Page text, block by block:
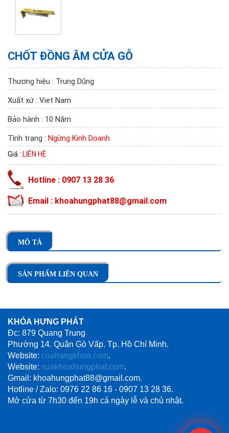
CHỐT ĐỒNG ÂM CỬA GỖ
Thương hiệu : Trung Dũng
Xuất xứ : Viet Nam
Bảo hành : 10 Năm
Tình trạng : Ngừng Kinh Doanh
Giá : LIÊN HỆ
Hotline : 0907 13 28 36
Email : khoahungphat88@gmail.com
MÔ TẢ
SẢN PHẨM LIÊN QUAN
KHÓA HƯNG PHÁT
Đc: 879 Quang Trung
Phường 14. Quận Gò Vấp. Tp. Hồ Chí Minh.
Website: cuahangkhoa.com.
Website: suakhoahungphat.com.
Gmail: khoahungphat88@gmail.com.
Hotline / Zalo: 0976 22 86 16 - 0907 13 28 36.
Mở cửa từ 7h30 đến 19h cả ngày lễ và chủ nhật.